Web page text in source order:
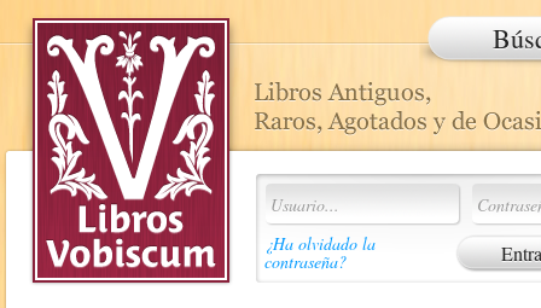
¿Ha olvidado la
contraseña?